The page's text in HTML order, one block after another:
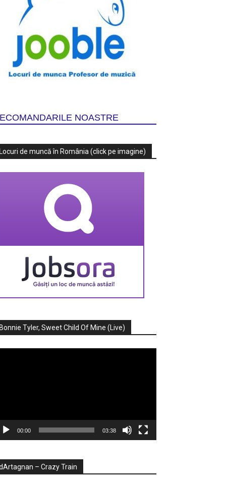
NOASTRE
Locuri de muncă în România (click pe imagine)
Bonnie Tyler, Sweet Child Of Mine (Live)
00:00 03:38
– Crazy Train